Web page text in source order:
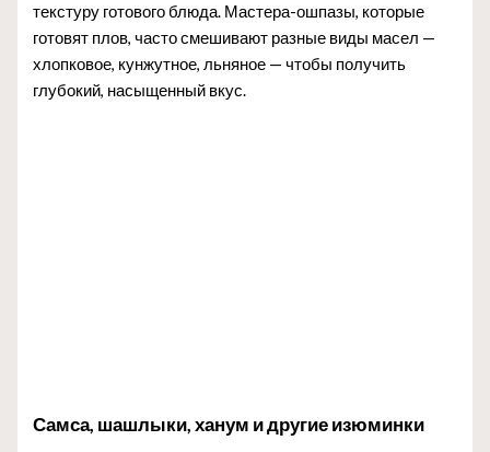
текстуру готового блюда. Мастера-ошпазы, которые
готовят плов, часто смешивают разные виды масел —
хлопковое, кунжутное, льняное — чтобы получить
глубокий, насыщенный вкус.
Самса, шашлыки, ханум и другие изюминки